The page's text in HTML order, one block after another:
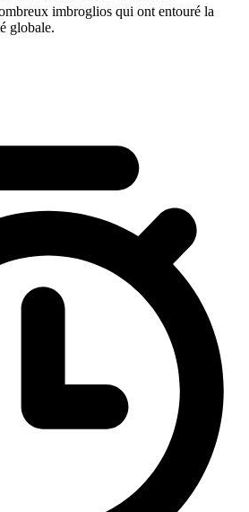
imbroglios qui ont entouré la
globale.